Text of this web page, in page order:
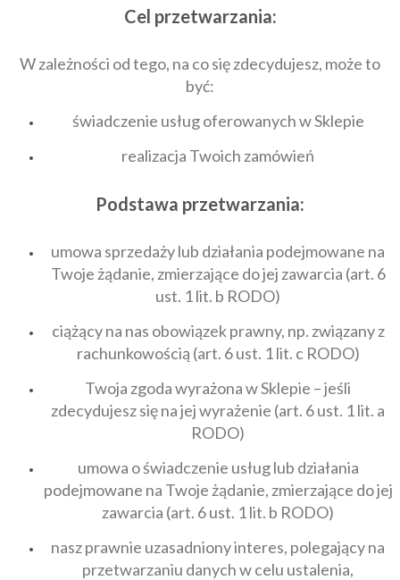
Cel przetwarzania:
W zależności od tego, na co się zdecydujesz, może to
być:
świadczenie usług oferowanych w Sklepie
realizacja Twoich zamówień
Podstawa przetwarzania:
umowa sprzedaży lub działania podejmowane na
Twoje żądanie, zmierzające do jej zawarcia (art. 6
ust. 1 lit. b RODO)
ciążący na nas obowiązek prawny, np. związany z
rachunkowością (art. 6 ust. 1 lit. c RODO)
Twoja zgoda wyrażona w Sklepie – jeśli
zdecydujesz się na jej wyrażenie (art. 6 ust. 1 lit. a
RODO)
umowa o świadczenie usług lub działania
podejmowane na Twoje żądanie, zmierzające do jej
zawarcia (art. 6 ust. 1 lit. b RODO)
nasz prawnie uzasadniony interes, polegający na
przetwarzaniu danych w celu ustalenia,